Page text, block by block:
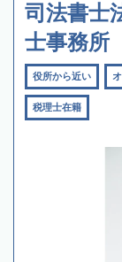
司法書士
士事務所
役所から近い
税理士在籍